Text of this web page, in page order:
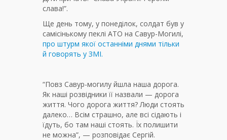
слава!”.
Ще день тому, у понеділок, солдат був у
самісінькому пеклі АТО на Савур-Могилі,
про штурм якої останніми днями тільки
й говорять у ЗМІ.
“Повз Савур-могилу йшла наша дорога.
Як наші розвідники її назвали — дорога
життя. Чого дорога життя? Люди стоять
далеко… Всім страшно, але всі сідають і
їдуть, бо там наші стоять. Їх полишити
не можна”, — розповідає Сергій.